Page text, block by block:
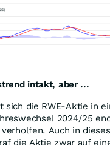
intakt, aber ...
sich die RWE-Aktie in
2024/25
Auch in
die Aktie zwar auf